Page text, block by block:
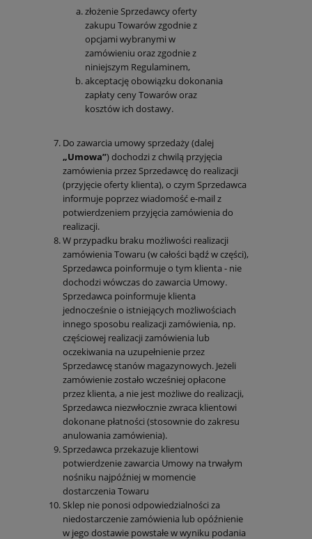
złożenie Sprzedawcy oferty
zakupu Towarów zgodnie z
opcjami wybranymi w
zamówieniu oraz zgodnie z
niniejszym Regulaminem,
akceptację obowiązku dokonania
zapłaty ceny Towarów oraz
kosztów ich dostawy.
Do zawarcia umowy sprzedaży (dalej
„Umowa”) dochodzi z chwilą przyjęcia
zamówienia przez Sprzedawcę do realizacji
(przyjęcie oferty klienta), o czym Sprzedawca
informuje poprzez wiadomość e-mail z
potwierdzeniem przyjęcia zamówienia do
realizacji.
W przypadku braku możliwości realizacji
zamówienia Towaru (w całości bądź w części),
Sprzedawca poinformuje o tym klienta - nie
dochodzi wówczas do zawarcia Umowy.
Sprzedawca poinformuje klienta
jednocześnie o istniejących możliwościach
innego sposobu realizacji zamówienia, np.
częściowej realizacji zamówienia lub
oczekiwania na uzupełnienie przez
Sprzedawcę stanów magazynowych. Jeżeli
zamówienie zostało wcześniej opłacone
przez klienta, a nie jest możliwe do realizacji,
Sprzedawca niezwłocznie zwraca klientowi
dokonane płatności (stosownie do zakresu
anulowania zamówienia).
Sprzedawca przekazuje klientowi
potwierdzenie zawarcia Umowy na trwałym
nośniku najpóźniej w momencie
dostarczenia Towaru
Sklep nie ponosi odpowiedzialności za
niedostarczenie zamówienia lub opóźnienie
w jego dostawie powstałe w wyniku podania